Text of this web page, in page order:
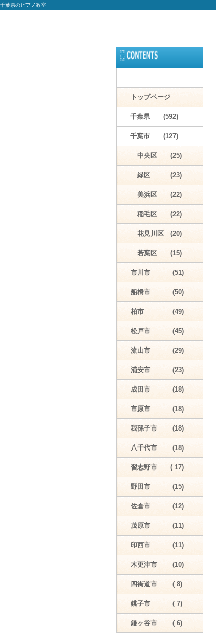
千葉県のピアノ教室
トップページ
千葉県 (592)
千葉市 (127)
中央区 (25)
緑区 (23)
美浜区 (22)
稲毛区 (22)
花見川区 (20)
若葉区 (15)
市川市 (51)
船橋市 (50)
柏市 (49)
松戸市 (45)
流山市 (29)
浦安市 (23)
成田市 (18)
市原市 (18)
我孫子市 (18)
八千代市 (18)
習志野市 ( 17)
野田市 (15)
佐倉市 (12)
茂原市 (11)
印西市 (11)
木更津市 (10)
四街道市 ( 8)
銚子市 ( 7)
鎌ヶ谷市 ( 6)